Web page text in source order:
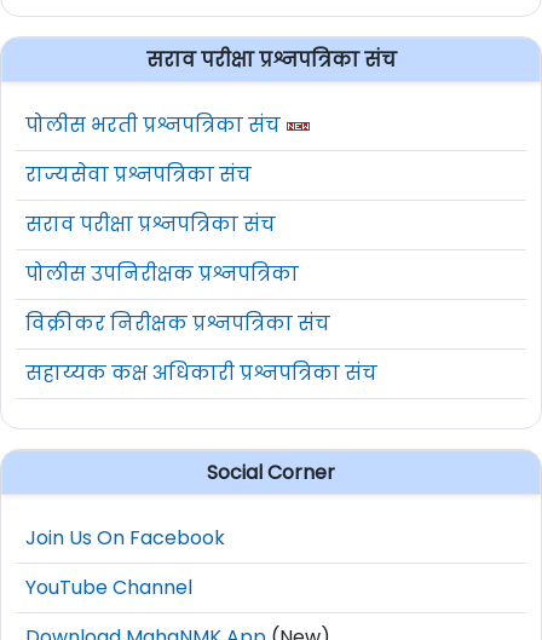
सराव परीक्षा प्रश्नपत्रिका संच
पोलीस भरती प्रश्नपत्रिका संच
राज्यसेवा प्रश्नपत्रिका संच
सराव परीक्षा प्रश्नपत्रिका संच
पोलीस उपनिरीक्षक प्रश्नपत्रिका
विक्रीकर निरीक्षक प्रश्नपत्रिका संच
सहाय्यक कक्ष अधिकारी प्रश्नपत्रिका संच
Social Corner
Join Us On Facebook
YouTube Channel